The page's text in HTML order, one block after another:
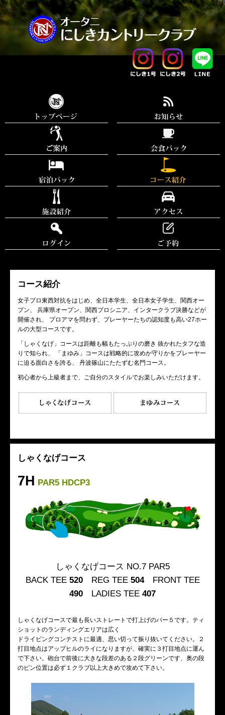
コース紹介
女子プロ東西対抗をはじめ、全日本学生、全日本女子学生、関西オー
プン、 兵庫県オープン、関西プロシニア、インタークラブ決勝などが
開催され、 プロアマを問わず、プレーヤーたちの認知度も高い27ホー
ルの大型コースです。
「しゃくなげ」コースは距離も幅もたっぷりの磨き 抜かれたタフな造
りで知られ、 「まゆみ」コースは戦略的に攻めか守りかをプレーヤー
に迫る面白さを誇る、 丹波篠山にたたずむ名門コース。
初心者から上級者まで、ご自分のスタイルでお楽しみいただけます。
しゃくなげコース
7H PAR5 HDCP3
しゃくなげコース NO.7 PAR5
BACK TEE 520REG TEE 504FRONT TEE
490 LADIES TEE 407
しゃくなげコースで最も長いストレートで打上げのパー５です。ティ
ショットのランディングエリアは広く
ドライビングコンテストに最適、思い切って振り抜いてください。２
打目地点はアップヒルのライになりますが、確実に３打目地点に運ん
で下さい。砲台で前後に大きな段差のある２段グリーンです、奥の段
のピン位置は必ず１クラブ以上大きめで攻めて下さい。